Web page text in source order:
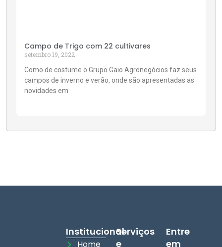
Campo de Trigo com 22 cultivares
setembro 19, 2022
Como de costume o Grupo Gaio Agronegócios faz seus
campos de inverno e verão, onde são apresentadas as
novidades em
Institucional
Home
Serviços
e
Entre
em